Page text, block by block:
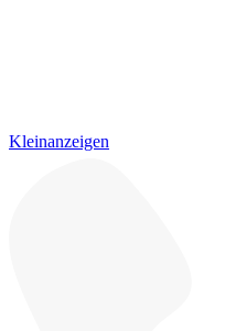
Kleinanzeigen